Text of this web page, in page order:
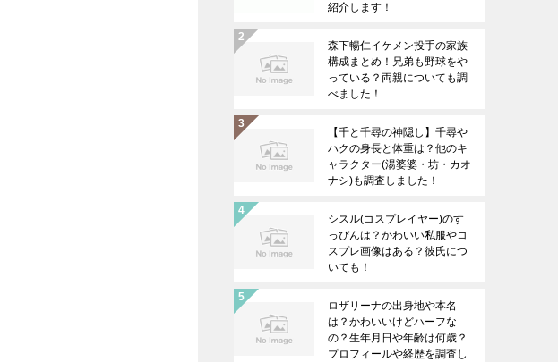
紹介します！
森下暢仁イケメン投手の家族
構成まとめ！兄弟も野球をや
っている？両親についても調
べました！
【千と千尋の神隠し】千尋や
ハクの身長と体重は？他のキ
ャラクター(湯婆婆・坊・カオ
ナシ)も調査しました！
シスル(コスプレイヤー)のす
っぴんは？かわいい私服やコ
スプレ画像はある？彼氏につ
いても！
ロザリーナの出身地や本名
は？かわいいけどハーフな
の？生年月日や年齢は何歳？
プロフィールや経歴を調査し